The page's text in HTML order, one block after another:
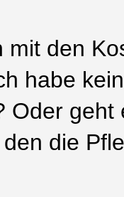
mit den
habe
Oder geht
die